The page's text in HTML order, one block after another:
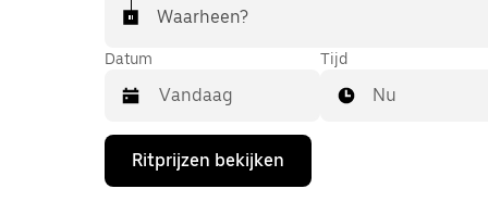
Waarheen?
Datum
Druk
de
Tijd
Nu
Ritprijzen bekijken